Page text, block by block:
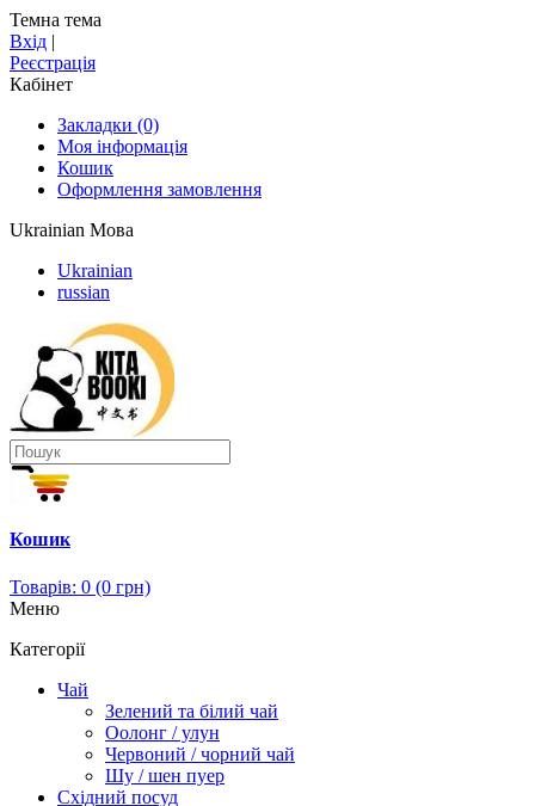
Темна тема
Вхід |
Реєстрація
Кабінет
Закладки (0)
Моя інформація
Кошик
Оформлення замовлення
Ukrainian Мова
Ukrainian
russian
Кошик
Товарів: 0 (0 грн)
Меню
Категорії
Чай
Зелений та білий чай
Оолонг / улун
Червоний / чорний чай
Шу / шен пуер
Східний посуд